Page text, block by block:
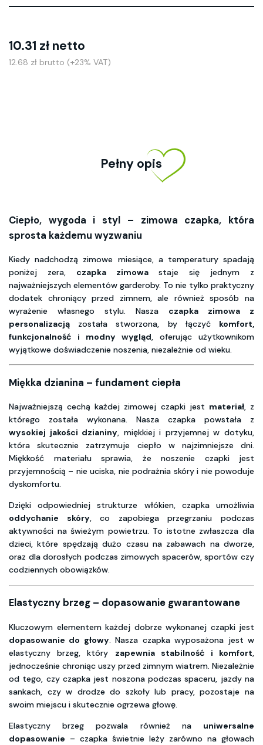
10.31 zł netto
12.68 zł brutto (+23% VAT)
Pełny opis
Ciepło, wygoda i styl – zimowa czapka, która
sprosta każdemu wyzwaniu
Kiedy nadchodzą zimowe miesiące, a temperatury spadają
poniżej zera, czapka zimowastaje się jednym z
najważniejszych elementów garderoby. To nie tylko praktyczny
dodatek chroniący przed zimnem, ale również sposób na
wyrażenie własnego stylu. Nasza czapka zimowa z
personalizacją została stworzona, by łączyć komfort,
funkcjonalność i modny wygląd, oferując użytkownikom
wyjątkowe doświadczenie noszenia, niezależnie od wieku.
Miękka dzianina – fundament ciepła
Najważniejszą cechą każdej zimowej czapki jest materiał, z
którego została wykonana. Nasza czapka powstała z
wysokiej jakości dzianiny, miękkiej i przyjemnej w dotyku,
która skutecznie zatrzymuje ciepło w najzimniejsze dni.
Miękkość materiału sprawia, że noszenie czapki jest
przyjemnością – nie uciska, nie podrażnia skóry i nie powoduje
dyskomfortu.
Dzięki odpowiedniej strukturze włókien, czapka umożliwia
oddychanie skóry, co zapobiega przegrzaniu podczas
aktywności na świeżym powietrzu. To istotne zwłaszcza dla
dzieci, które spędzają dużo czasu na zabawach na dworze,
oraz dla dorosłych podczas zimowych spacerów, sportów czy
codziennych obowiązków.
Elastyczny brzeg – dopasowanie gwarantowane
Kluczowym elementem każdej dobrze wykonanej czapki jest
dopasowanie do głowy . Nasza czapka wyposażona jest w
elastyczny brzeg, który zapewnia stabilność i komfort
jednocześnie chroniąc uszy przed zimnym wiatrem. Niezależnie
od tego, czy czapka jest noszona podczas spaceru, jazdy na
sankach, czy w drodze do szkoły lub pracy, pozostaje na
swoim miejscu i skutecznie ogrzewa głowę.
Elastyczny brzeg pozwala również na uniwersalne
dopasowanie – czapka świetnie leży zarówno na głowach